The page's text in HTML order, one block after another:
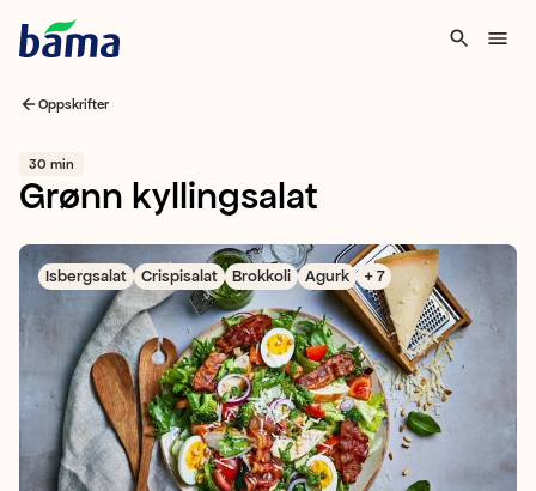
Oppskrifter
30 min
Grønn kyllingsalat
Isbergsalat Crispisalat Brokkoli Agurk + 7